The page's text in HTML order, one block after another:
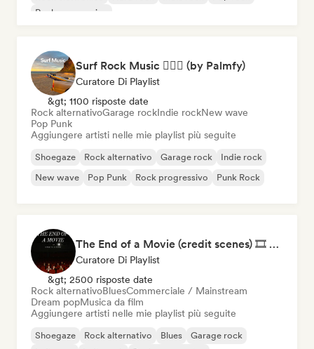
Rock progressivo
Surf Rock Music 🏄🏻‍♂️ (by Palmfy)
Curatore Di Playlist
&gt; 1100 risposte date
Rock alternativoGarage rockIndie rockNew wave
Pop Punk
Aggiungere artisti nelle mie playlist più seguite
Shoegaze Rock alternativo Garage rock
Indie rock
New wave
Pop Punk Rock progressivo Punk Rock
The End of a Movie (credit scenes) 🎞️ Cinematic Dream Pop & Bedroom Indie
Curatore Di Playlist
&gt; 2500 risposte date
Rock alternativoBluesCommerciale / Mainstream
Dream popMusica da film
Aggiungere artisti nelle mie playlist più seguite
Shoegaze Rock alternativo Blues
Garage rock